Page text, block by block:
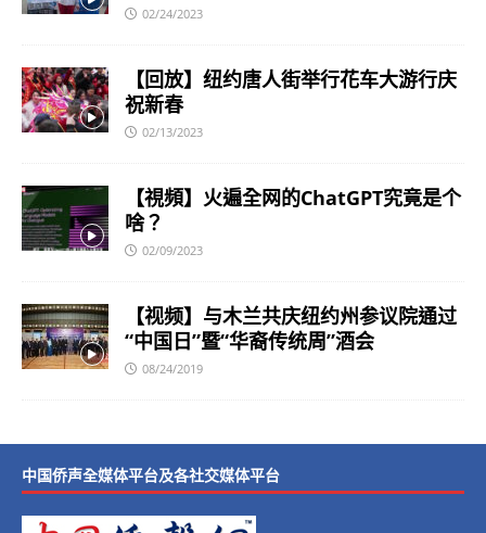
02/24/2023
【回放】纽约唐人街举行花车大游行庆
祝新春
02/13/2023
【視頻】火遍全网的ChatGPT究竟是个
啥？
02/09/2023
【视频】与木兰共庆纽约州参议院通过
“中国日”暨“华裔传统周”酒会
08/24/2019
中国侨声全媒体平台及各社交媒体平台